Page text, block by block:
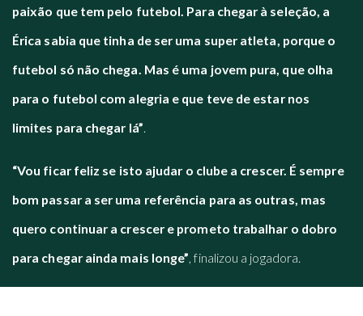
paixão que tem pelo futebol. Para chegar à seleção, a
Érica sabia que tinha de ser uma super atleta, porque o
futebol só não chega. Mas é uma jovem pura, que olha
para o futebol com alegria e que teve de estar nos
limites para chegar lá”
“Vou ficar feliz se isto ajudar o clube a crescer. É sempre
bom passar a ser uma referência para as outras, mas
quero continuar a crescer e prometo trabalhar o dobro
para chegar ainda mais longe”, finalizou a jogadora.